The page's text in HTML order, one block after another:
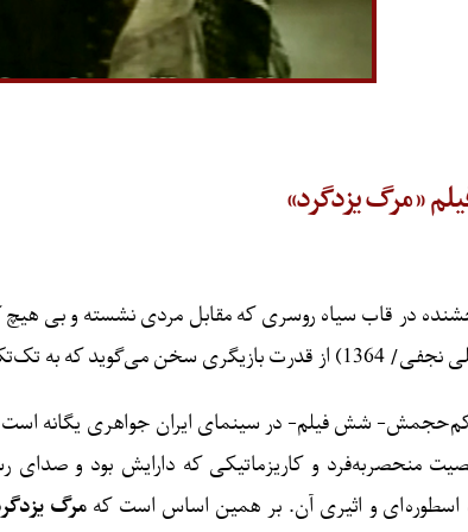
«مرگ یزدگرد»
در قاب سیاه روسری که مقابل مردی نشسته و بی هیچ
تک‌تک اجزای صورتش مسلط است و معنابخش اصالت زنانه است.
شش فیلم- در سینمای ایران جواهری یگانه است و
منحصربه‌فرد و کاریزماتیکی که دارایش بود و
اسطوره‌ای و اثیری آن. بر همین اساس است کهمرگ